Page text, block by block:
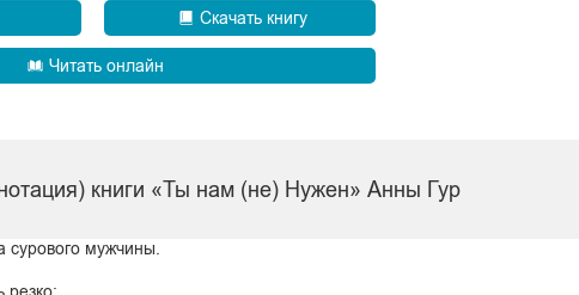
Скачать книгу
Читать онлайн
книги «Ты нам (не) Нужен» Анны Гур
мужчины.